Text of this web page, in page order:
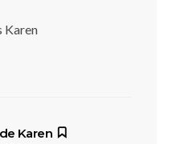
Karen
Karen